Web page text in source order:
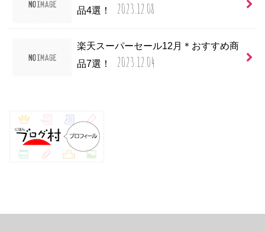
品4選！
2023.12.08
楽天スーパーセール12月＊おすすめ商
品7選！
2023.12.04